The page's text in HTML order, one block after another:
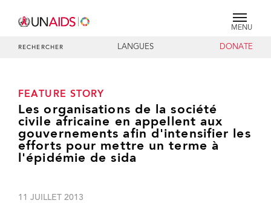
MENU
RECHERCHER LANGUES DONATE
FEATURE STORY
Les organisations de la société
civile africaine en appellent aux
gouvernements afin d'intensifier les
efforts pour mettre un terme à
l'épidémie de sida
11 JUILLET 2013